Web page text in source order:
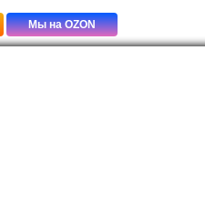
Мы на OZON